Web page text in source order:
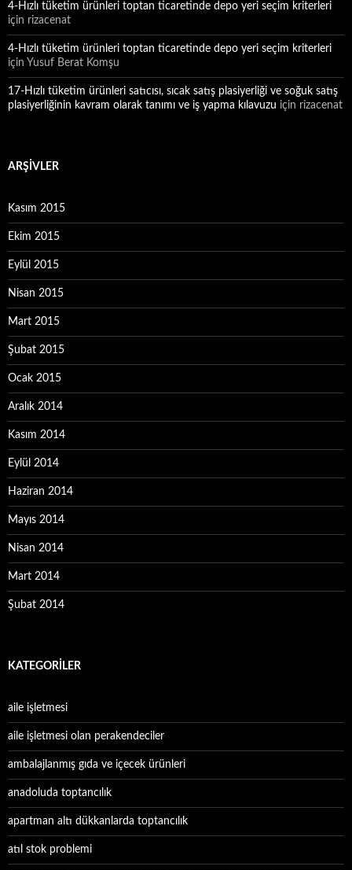
4-Hızlı tüketim ürünleri toptan ticaretinde depo yeri seçim kriterleri
için rizacenat
4-Hızlı tüketim ürünleri toptan ticaretinde depo yeri seçim kriterleri
için Yusuf Berat Komşu
17-Hızlı tüketim ürünleri satıcısı, sıcak satış plasiyerliği ve soğuk satış
plasiyerliğinin kavram olarak tanımı ve iş yapma kılavuzu için rizacenat
ARŞIVLER
Kasım 2015
Ekim 2015
Eylül 2015
Nisan 2015
Mart 2015
Şubat 2015
Ocak 2015
Aralık 2014
Kasım 2014
Eylül 2014
Haziran 2014
Mayıs 2014
Nisan 2014
Mart 2014
Şubat 2014
KATEGORILER
aile işletmesi
aile işletmesi olan perakendeciler
ambalajlanmış gıda ve içecek ürünleri
anadoluda toptancılık
apartman altı dükkanlarda toptancılık
atıl stok problemi